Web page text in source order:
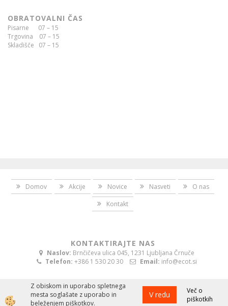
OBRATOVALNI ČAS
Pisarne 07 – 15
Trgovina 07 – 15
Skladišče 07 – 15
Domov Akcije Novice Nasveti
O nas
Kontakt
KONTAKTIRAJTE NAS
Naslov: Brnčičeva ulica 045, 1231 Ljubljana Črnuče
Telefon: +386 1 530 20 30 Email: info@ecot.si
Izdelava spletne trgovine
Z obiskom in uporabo spletnega
mesta soglašate z uporabo in
beleženjem piškotkov.
V redu
Več o
piškotkih